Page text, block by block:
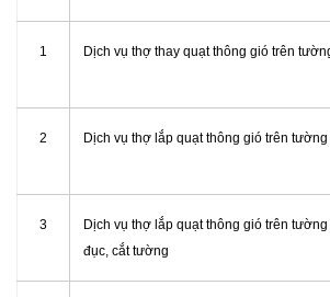
1 Dịch vụ thợ thay quạt thông gió trên
2 Dịch vụ thợ lắp quạt thông gió trên tường
3
Dịch vụ thợ lắp quạt thông gió trên tường
đục, cắt tường